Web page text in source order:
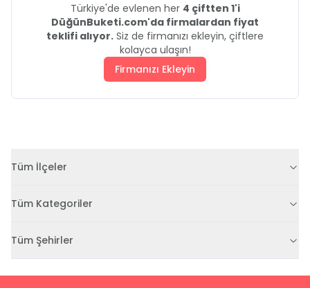
Türkiye'de evlenen her 4 çiftten 1'i
DüğünBuketi.com'da firmalardan fiyat
teklifi alıyor. Siz de firmanızı ekleyin, çiftlere
kolayca ulaşın!
Firmanızı Ekleyin
Tüm İlçeler
Tüm Kategoriler
Tüm Şehirler